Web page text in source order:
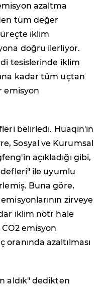
azaltma
tüm değer
iklim
doğru ilerliyor.
tesislerinde iklim
kadar tüm uçtan
emisyon
belirledi. Huaqin'in
Sosyal ve Kurumsal
açıkladığı gibi,
ile uyumlu
Buna göre,
zirveye
iklim nötr hale
emisyon
oranında azaltılması
aldık" dedikten